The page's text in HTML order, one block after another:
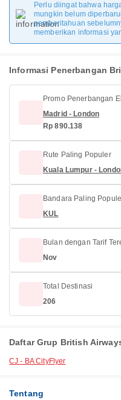
Perlu diingat bahwa
mungkin belum
pemberitahuan
memberikan informasi
Informasi Penerbangan
Promo Penerbangan
Madrid - London
Rp 890.138
Rute Paling Populer
Kuala Lumpur -
Bandara Paling
KUL
Bulan dengan Tarif
Nov
Total Destinasi
206
Daftar Grup British
CJ - BA CityFlyer
Tentang